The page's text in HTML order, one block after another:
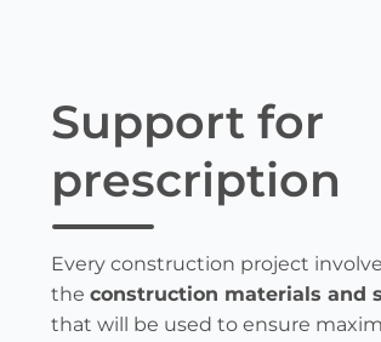
Support for
prescription
Every construction project
the construction materials and
that will be used to ensure